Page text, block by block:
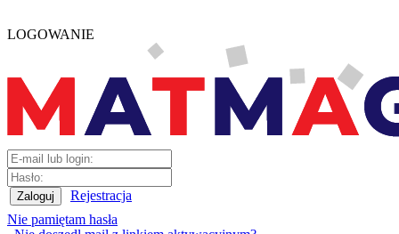
LOGOWANIE
Rejestracja
Nie pamiętam hasła